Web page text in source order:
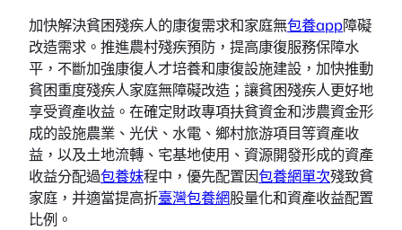
加快解決貧困殘疾人的康復需求和家庭無包養app障礙
改造需求。推進農村殘疾預防，提高康復服務保障水
平，不斷加強康復人才培養和康復設施建設，加快推動
貧困重度殘疾人家庭無障礙改造；讓貧困殘疾人更好地
享受資產收益。在確定財政專項扶貧資金和涉農資金形
成的設施農業、光伏、水電、鄉村旅游項目等資產收
益，以及土地流轉、宅基地使用、資源開發形成的資產
收益分配過包養妹程中，優先配置因包養網單次殘致貧
家庭，并適當提高折臺灣包養網股量化和資產收益配置
比例。